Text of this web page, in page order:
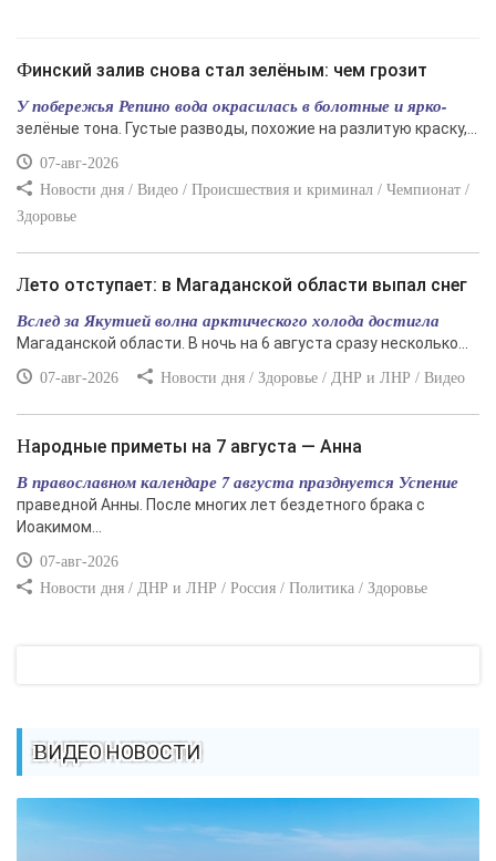
Финский залив снова стал зелёным: чем грозит
У побережья Репино вода окрасилась в болотные и ярко-
зелёные тона. Густые разводы, похожие на разлитую краску,...
07-авг-2026
Новости дня / Видео / Происшествия и криминал / Чемпионат /
Здоровье
Лето отступает: в Магаданской области выпал снег
Вслед за Якутией волна арктического холода достигла
Магаданской области. В ночь на 6 августа сразу несколько...
07-авг-2026 Новости дня / Здоровье / ДНР и ЛНР / Видео
Народные приметы на 7 августа — Анна
В православном календаре 7 августа празднуется Успение
праведной Анны. После многих лет бездетного брака с
Иоакимом...
07-авг-2026
Новости дня / ДНР и ЛНР / Россия / Политика / Здоровье
ВИДЕО НОВОСТИ